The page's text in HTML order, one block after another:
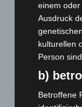
Überwiegend
einem
Ausdruck
kulturellen
Person
b)
Betroffene